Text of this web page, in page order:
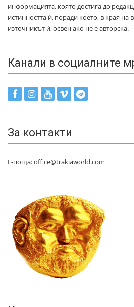
информацията, която достига до
истинността ѝ, поради което, в края на
източникът ѝ, освен ако не е авторска.
Канали в социалните
За контакти
Е-поща: office@trakiaworld.com